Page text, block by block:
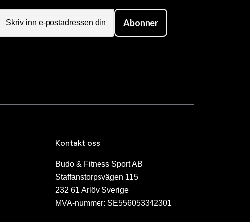
Abonner
Kontakt oss
Budo & Fitness Sport AB
Staffanstorpsvägen 115
232 61 Arlöv Sverige
MVA-nummer: SE556053342301